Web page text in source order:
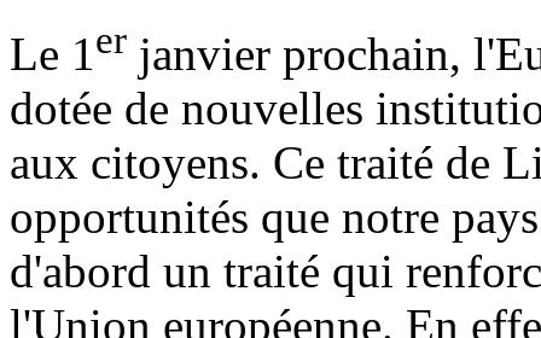
Le 1er janvier prochain,
dotée de nouvelles
aux citoyens. Ce traité de
opportunités que notre
d'abord un traité qui
l'Union européenne. En